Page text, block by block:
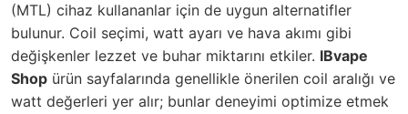
(MTL) cihaz kullananlar için de uygun alternatifler
bulunur. Coil seçimi, watt ayarı ve hava akımı gibi
değişkenler lezzet ve buhar miktarını etkiler. IBvape
Shop ürün sayfalarında genellikle önerilen coil aralığı ve
watt değerleri yer alır; bunlar deneyimi optimize etmek